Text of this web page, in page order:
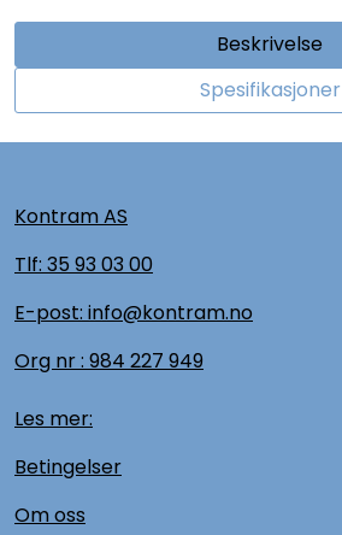
Beskrivelse
Spesifikasjoner
Kontram AS
Tlf: 35 93 03 00
E-post: info@kontram.no
Org nr : 984 227 949
Les mer:
Betingelser
Om oss